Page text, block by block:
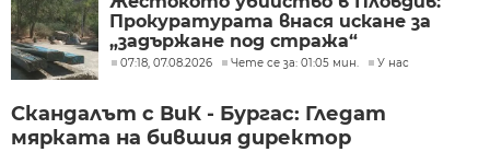
Прокуратурата внася искане за
„задържане под стража“
07:18, 07.08.2026 Чете се за: 01:05 мин. У нас
Скандалът с ВиК - Бургас: Гледат
мярката на бившия директор